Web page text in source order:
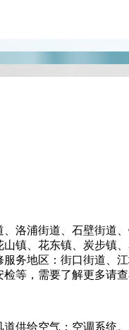
洛浦街道、石壁街道
镇、花东镇、炭步镇
务地区：街口街道、
等，需要了解更多请查
供给空气；空调系统。